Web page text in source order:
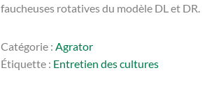
faucheuses rotatives du modèle DL et DR.
Catégorie : Agrator
Étiquette : Entretien des cultures